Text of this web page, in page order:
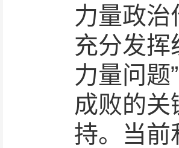
力量政治
充分发挥
力量问题
成败的
持。当前